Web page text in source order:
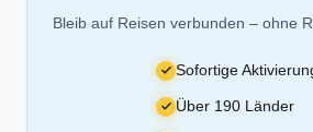
Bleib auf Reisen verbunden – ohne
Sofortige
Über 190 Länder